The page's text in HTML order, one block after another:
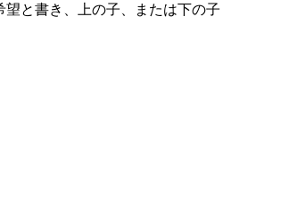
と書き、上の子、または下の子